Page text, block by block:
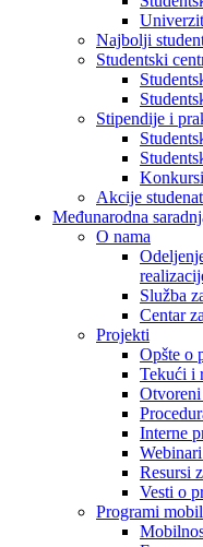
Najbolji
Studentski
Stipendije i
Akcije
Međunarodna
O nama
Služba
Centar
Projekti
Opšte o
Tekući i
Interne
Resursi
Vesti o
Programi